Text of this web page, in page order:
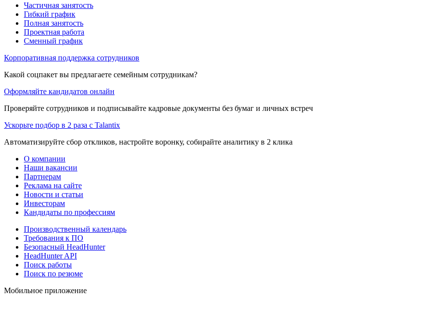
Частичная занятость
Гибкий график
Полная занятость
Проектная работа
Сменный график
Корпоративная поддержка сотрудников
Какой соцпакет вы предлагаете семейным сотрудникам?
Оформляйте кандидатов онлайн
Проверяйте сотрудников и подписывайте кадровые документы без бумаг и личных встреч
Ускорьте подбор в 2 раза с Talantix
Автоматизируйте сбор откликов, настройте воронку, собирайте аналитику в 2 клика
О компании
Наши вакансии
Партнерам
Реклама на сайте
Новости и статьи
Инвесторам
Кандидаты по профессиям
Производственный календарь
Требования к ПО
Безопасный HeadHunter
HeadHunter API
Поиск работы
Поиск по резюме
Мобильное приложение